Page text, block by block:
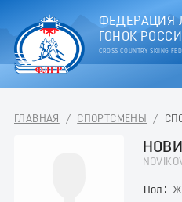
ГОНОК
CROSS COUNTRY SKIING
ГЛАВНАЯ / СПОРТСМЕНЫ /
Пол